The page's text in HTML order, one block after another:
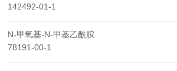
142492-01-1
N-甲氧基-N-甲基乙酰胺
78191-00-1